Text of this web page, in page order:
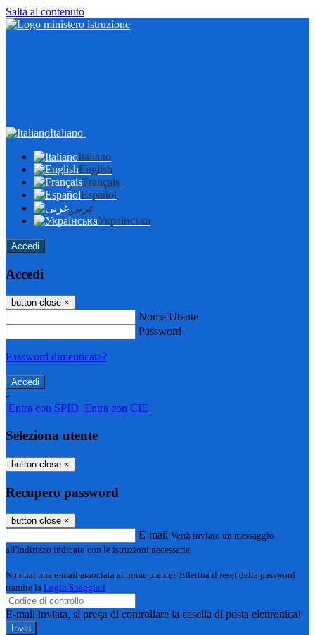
Salta al contenuto
Italiano
Italiano
English
Français
Español
عربى
Українська
Accedi
Accedi
button close ×
Nome Utente
Password
Password dimenticata?
-
Entra con SPID Entra con CIE
Seleziona utente
button close ×
Recupero password
button close ×
E-mail Verrà inviato un messaggio
all'indirizzo indicato con le istruzioni necessarie.
Non hai una e-mail associata al nome utente? Effettua il reset della password
tramite la Login Spaggiari
E-mail inviata, si prega di controllare la casella di posta elettronica!